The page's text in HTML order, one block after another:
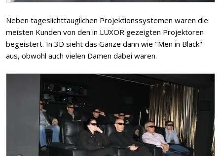
Neben tageslichttauglichen Projektionssystemen waren die
meisten Kunden von den in LUXOR gezeigten Projektoren
begeistert. In 3D sieht das Ganze dann wie "Men in Black"
aus, obwohl auch vielen Damen dabei waren.